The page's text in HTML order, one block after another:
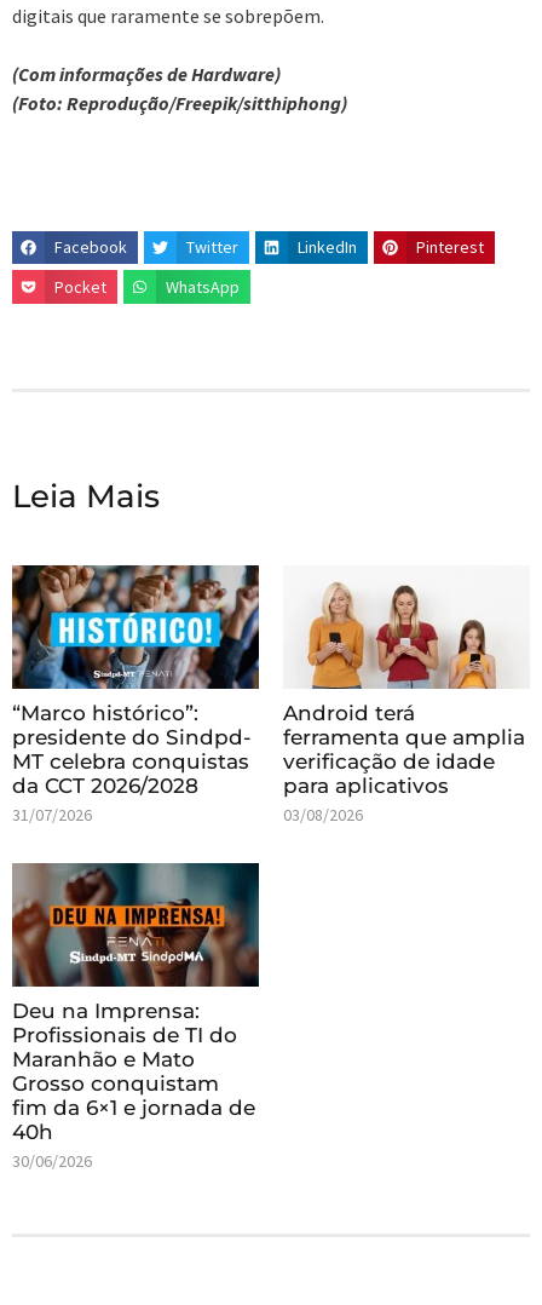
digitais que raramente se sobrepõem.
(Com informações de Hardware)
(Foto: Reprodução/Freepik/sitthiphong)
Facebook Twitter LinkedIn
Pinterest
Pocket
WhatsApp
Leia Mais
“Marco histórico”:
presidente do Sindpd-
MT celebra conquistas
da CCT 2026/2028
31/07/2026
Android terá
ferramenta que amplia
verificação de idade
para aplicativos
03/08/2026
Deu na Imprensa:
Profissionais de TI do
Maranhão e Mato
Grosso conquistam
fim da 6×1 e jornada de
40h
30/06/2026